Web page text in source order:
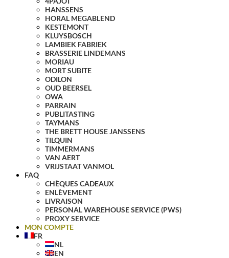
HANSSENS
HORAL MEGABLEND
KESTEMONT
KLUYSBOSCH
LAMBIEK FABRIEK
BRASSERIE LINDEMANS
MORIAU
MORT SUBITE
ODILON
OUD BEERSEL
OWA
PARRAIN
PUBLITASTING
TAYMANS
THE BRETT HOUSE JANSSENS
TILQUIN
TIMMERMANS
VAN AERT
VRIJSTAAT VANMOL
FAQ
CHÈQUES CADEAUX
ENLÈVEMENT
LIVRAISON
PERSONAL WAREHOUSE SERVICE (PWS)
PROXY SERVICE
MON COMPTE
FR
NL
EN